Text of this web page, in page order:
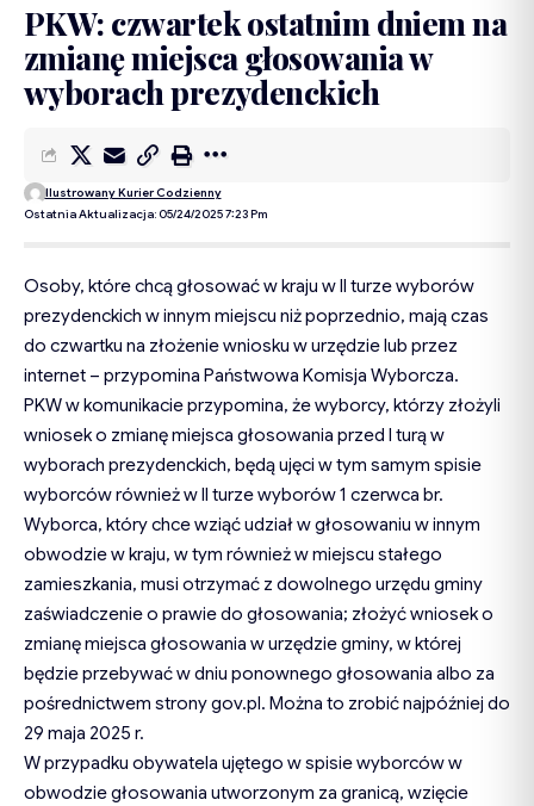
PKW: czwartek ostatnim dniem na
zmianę miejsca głosowania w
wyborach prezydenckich
Ostatnia Aktualizacja: 05/24/2025 7:23 Pm
Ilustrowany Kurier Codzienny
Osoby, które chcą głosować w kraju w II turze wyborów
prezydenckich w innym miejscu niż poprzednio, mają czas
do czwartku na złożenie wniosku w urzędzie lub przez
internet – przypomina Państwowa Komisja Wyborcza.
PKW w komunikacie przypomina, że wyborcy, którzy złożyli
wniosek o zmianę miejsca głosowania przed I turą w
wyborach prezydenckich, będą ujęci w tym samym spisie
wyborców również w II turze wyborów 1 czerwca br.
Wyborca, który chce wziąć udział w głosowaniu w innym
obwodzie w kraju, w tym również w miejscu stałego
zamieszkania, musi otrzymać z dowolnego urzędu gminy
zaświadczenie o prawie do głosowania; złożyć wniosek o
zmianę miejsca głosowania w urzędzie gminy, w której
będzie przebywać w dniu ponownego głosowania albo za
pośrednictwem strony gov.pl. Można to zrobić najpóźniej do
29 maja 2025 r.
W przypadku obywatela ujętego w spisie wyborców w
obwodzie głosowania utworzonym za granicą, wzięcie